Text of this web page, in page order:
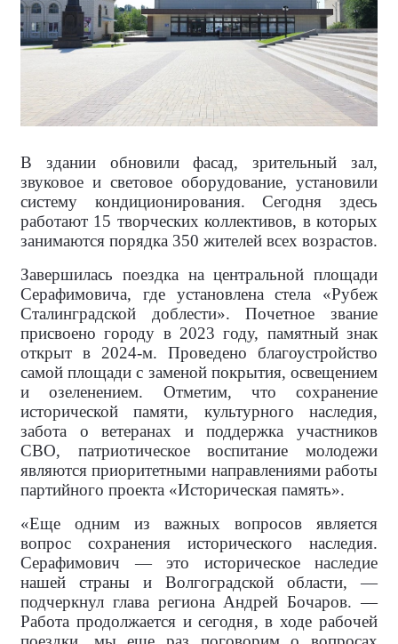
В здании обновили фасад, зрительный зал,
звуковое и световое оборудование, установили
систему кондиционирования. Сегодня здесь
работают 15 творческих коллективов, в которых
занимаются порядка 350 жителей всех возрастов.
Завершилась поездка на центральной площади
Серафимовича, где установлена стела «Рубеж
Сталинградской доблести». Почетное звание
присвоено городу в 2023 году, памятный знак
открыт в 2024-м. Проведено благоустройство
самой площади с заменой покрытия, освещением
и озеленением. Отметим, что сохранение
исторической памяти, культурного наследия,
забота о ветеранах и поддержка участников
СВО, патриотическое воспитание молодежи
являются приоритетными направлениями работы
партийного проекта «Историческая память».
«Еще одним из важных вопросов является
вопрос сохранения исторического наследия.
Серафимович — это историческое наследие
нашей страны и Волгоградской области, —
подчеркнул глава региона Андрей Бочаров. —
Работа продолжается и сегодня, в ходе рабочей